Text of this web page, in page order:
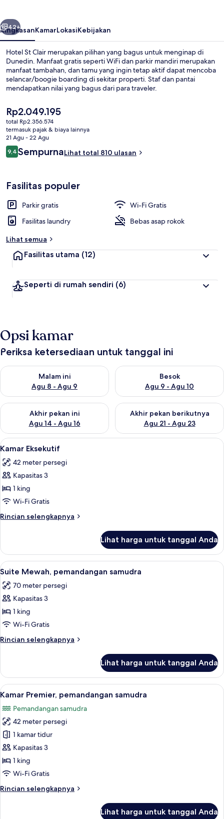
Berikutnya
42+
RingkasanKamarLokasiKebijakan
Hotel St Clair merupakan pilihan yang bagus untuk menginap di
Dunedin. Manfaat gratis seperti WiFi dan parkir mandiri merupakan
manfaat tambahan, dan tamu yang ingin tetap aktif dapat mencoba
selancar/boogie boarding di sekitar properti. Staf dan pantai
mendapatkan nilai yang bagus dari para traveler.
Harga
saat
ini
Rp2.049.195
Rp2.049.195
total Rp2.356.574
termasuk pajak & biaya lainnya
21 Agu - 22 Agu
Ulasan
9,49,4 dari 10
SempurnaLihat total 810 ulasan
Fasilitas populer
Parkir gratis
Wi-Fi Gratis
Fasilitas laundry
Bebas asap rokok
Lihat semua
Fasilitas utama (12)
Seperti di rumah sendiri (6)
Opsi kamar
Periksa ketersediaan untuk tanggal ini
Malam ini
Agu 8 - Agu 9
Periksa ketersediaan untuk malam ini Agu 8 - Agu 9
Besok
Agu 9 - Agu 10
Periksa ketersediaan untuk
Akhir pekan ini
Agu 14 - Agu 16
Periksa ketersediaan untuk akhir pekan ini Agu 14 - Agu 16
Akhir pekan berikutnya
Agu 21 - Agu 23
Periksa ketersediaan untuk
Lihat
semua
foto
untuk
Kamar
Eksekutif
Minibar, brankas, setrika/meja
5
Kamar Eksekutif
42 meter persegi
Kapasitas 3
1 king
Wi-Fi Gratis
Rincian selengkapnya
Rincian
Kamar
Eksekutif
Lihat harga untuk tanggal Anda
Lihat
semua
foto
untuk
Suite
Mewah,
pemandangan
samudra
Suite Mewah, pemandangan
15
Suite Mewah, pemandangan samudra
70 meter persegi
Kapasitas 3
1 king
Wi-Fi Gratis
Rincian selengkapnya
Rincian
Suite
Mewah,
pemandangan
Lihat harga untuk tanggal Anda
Lihat
semua
foto
untuk
Kamar
Premier,
pemandangan
samudra
Kamar Premier, pemandangan
6
Kamar Premier, pemandangan samudra
Pemandangan samudra
42 meter persegi
1 kamar tidur
Kapasitas 3
1 king
Wi-Fi Gratis
Rincian selengkapnya
Rincian
Lihat harga untuk tanggal Anda